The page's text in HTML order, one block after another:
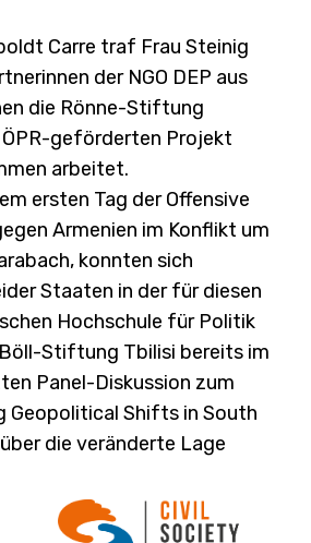
Carre traf Frau Steinig
der NGO DEP aus
die Rönne-Stiftung
geförderten Projekt
arbeitet.
ersten Tag der Offensive
Armenien im Konflikt um
konnten sich
Staaten in der für diesen
Hochschule für Politik
Stiftung Tbilisi bereits im
Panel-Diskussion zum
Geopolitical Shifts in South
die veränderte Lage